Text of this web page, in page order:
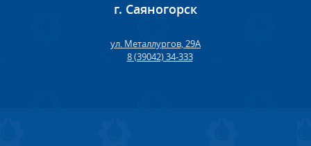
г. Саяногорск
ул. Металлургов, 29А
8 (39042) 34-333